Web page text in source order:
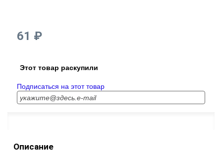
61 ₽
Этот товар раскупили
Подписаться на этот товар
Описание